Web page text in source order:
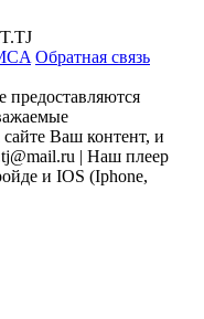
Обратная связь
предоставляются
Ваш контент, и
| Наш плеер
и IOS (Iphone,